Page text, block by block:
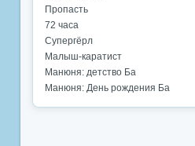
Пропасть
72 часа
Супергёрл
Малыш-каратист
Манюня: детство Ба
Манюня: День рождения Ба